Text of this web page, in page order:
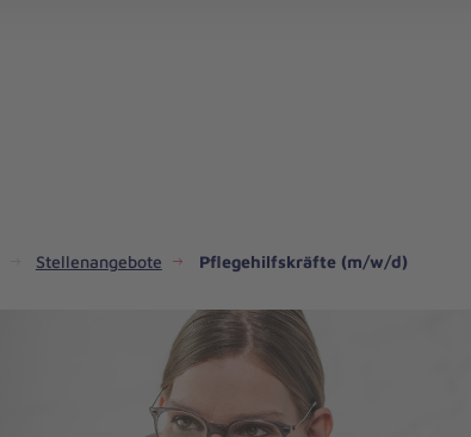
Stellenangebote Pflegehilfskräfte (m/w/d)